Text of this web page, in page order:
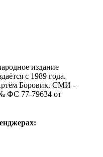
издание
с 1989 года.
Боровик. CМИ -
ФС 77-79634 от